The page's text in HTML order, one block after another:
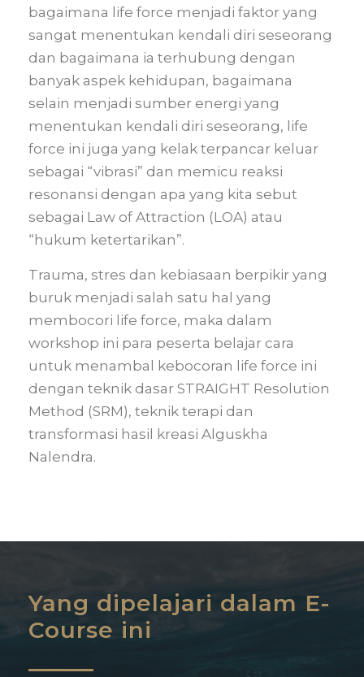
bagaimana life force menjadi faktor yang
sangat menentukan kendali diri seseorang
dan bagaimana ia terhubung dengan
banyak aspek kehidupan, bagaimana
selain menjadi sumber energi yang
menentukan kendali diri seseorang, life
force ini juga yang kelak terpancar keluar
sebagai “vibrasi” dan memicu reaksi
resonansi dengan apa yang kita sebut
sebagai Law of Attraction (LOA) atau
“hukum ketertarikan”.
Trauma, stres dan kebiasaan berpikir yang
buruk menjadi salah satu hal yang
membocori life force, maka dalam
workshop ini para peserta belajar cara
untuk menambal kebocoran life force ini
dengan teknik dasar STRAIGHT Resolution
Method (SRM), teknik terapi dan
transformasi hasil kreasi Alguskha
Nalendra.
Yang dipelajari dalam E-
Course ini